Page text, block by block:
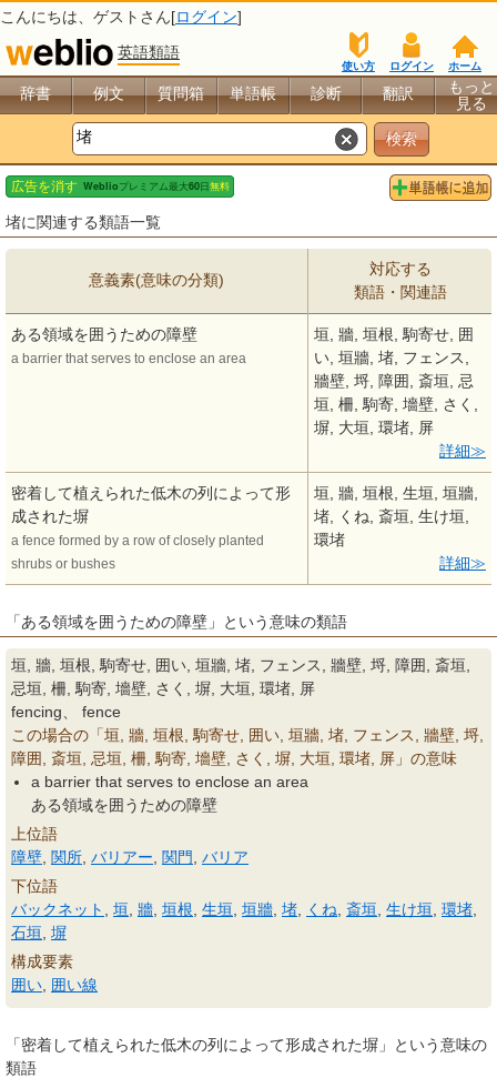
こんにちは、 ゲスト さん[ログイン]
英語類語
ホーム
ログイン
使い方
辞書 例文 質問箱 単語帳 診断 翻訳
もっと
見る
堵に関連する類語一覧
意義素(意味の分類)
対応する
類語・関連語
ある領域を囲うための障壁
a barrier that serves to enclose an area
垣, 牆, 垣根, 駒寄せ, 囲
い, 垣牆, 堵, フェンス,
牆壁, 埒, 障囲, 斎垣, 忌
垣, 柵, 駒寄, 墻壁, さく,
塀, 大垣, 環堵, 屏
詳細
密着して植えられた低木の列によって形
成された塀
a fence formed by a row of closely planted
shrubs or bushes
垣, 牆, 垣根, 生垣, 垣牆,
堵, くね, 斎垣, 生け垣,
環堵
詳細
「ある領域を囲うための障壁」という意味の類語
垣, 牆, 垣根, 駒寄せ, 囲い, 垣牆, 堵, フェンス, 牆壁, 埒, 障囲, 斎垣,
忌垣, 柵, 駒寄, 墻壁, さく, 塀, 大垣, 環堵, 屏
fencing、 fence
この場合の「垣, 牆, 垣根, 駒寄せ, 囲い, 垣牆, 堵, フェンス, 牆壁, 埒,
障囲, 斎垣, 忌垣, 柵, 駒寄, 墻壁, さく, 塀, 大垣, 環堵, 屏」の意味
a barrier that serves to enclose an area
ある領域を囲うための障壁
上位語
障壁 関所 バリアー 関門
バリア
下位語
バックネット
垣 牆 垣根 生垣 垣牆 堵 くね 斎垣 生け垣 環堵
石垣 塀
構成要素
囲い 囲い線
「密着して植えられた低木の列によって形成された塀」という意味の
類語